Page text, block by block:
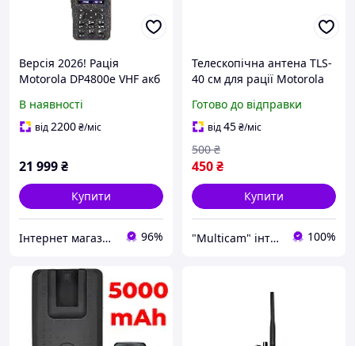
Версія 2026! Рація
Motorola DP4800e VHF акб
В наявності
від2200₴/міс
21 999₴
Купити
Інтернет магазин Store7 96%
Телескопічна антена TLS-
40 см для рації Motorola
DP4401e, DP4801e,
DP4600e, R7
Готово до відправки
від45₴/міс
450₴
500 ₴
Купити
"Multicam" інтернет магазин 100%